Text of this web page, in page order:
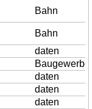
Bahn
Bahn
daten
Baugewerbe
daten
daten
daten